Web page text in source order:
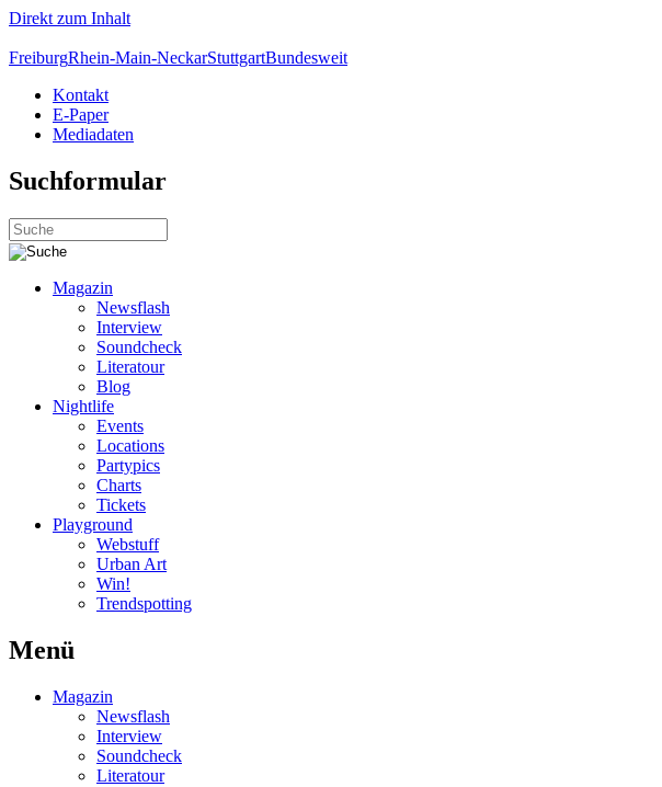
Direkt zum Inhalt
FreiburgRhein-Main-NeckarStuttgartBundesweit
Kontakt
E-Paper
Mediadaten
Suchformular
Magazin
Newsflash
Interview
Soundcheck
Literatour
Blog
Nightlife
Events
Locations
Partypics
Charts
Tickets
Playground
Webstuff
Urban Art
Win!
Trendspotting
Menü
Magazin
Newsflash
Interview
Soundcheck
Literatour